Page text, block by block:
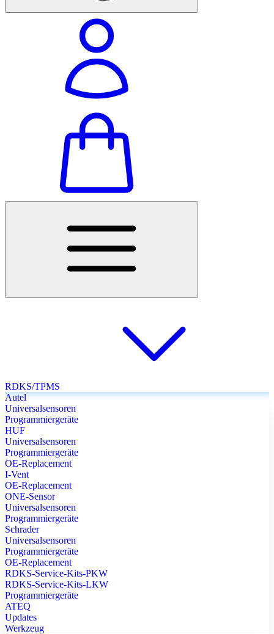
RDKS/TPMS
Autel
Universalsensoren
Programmiergeräte
HUF
Universalsensoren
Programmiergeräte
OE-Replacement
I-Vent
OE-Replacement
ONE-Sensor
Universalsensoren
Programmiergeräte
Schrader
Universalsensoren
Programmiergeräte
OE-Replacement
RDKS-Service-Kits-PKW
RDKS-Service-Kits-LKW
Programmiergeräte
ATEQ
Updates
Werkzeug